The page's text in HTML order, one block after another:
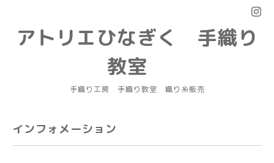
アトリエひなぎく 手織り
教室
手織り工房 手織り教室 織り糸販売
インフォメーション